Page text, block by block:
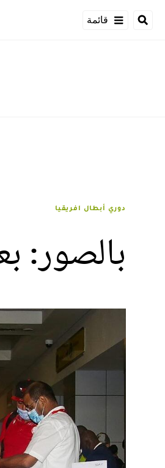
قائمة
دوري أبطال افريقيا
بالصور: